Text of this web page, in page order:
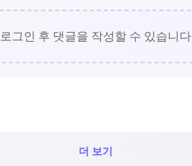
로그인 후 댓글을 작성할 수 있습니다
더 보기